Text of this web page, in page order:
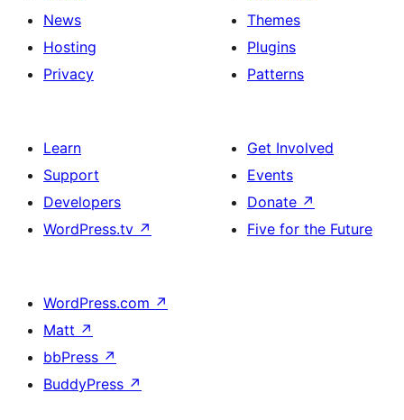
News
Hosting
Privacy
Themes
Plugins
Patterns
Learn
Support
Developers
WordPress.tv ↗
Get Involved
Events
Donate ↗
Five for the Future
WordPress.com ↗
Matt ↗
bbPress ↗
BuddyPress ↗